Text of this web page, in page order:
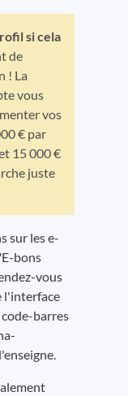
si cela
de
! La
vous
vos
€ par
15 000 €
juste
sur les e-
bons
vous
l'interface
barres